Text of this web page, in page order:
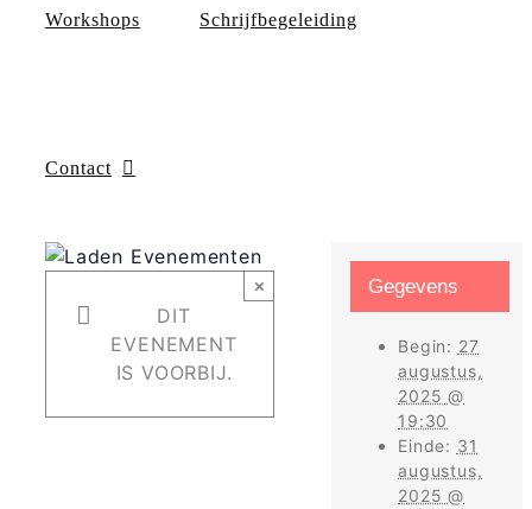
Workshops Schrijfbegeleiding
Contact
DIT
EVENEMENT
IS VOORBIJ.
× Gegevens
Begin: 27
augustus,
2025 @
19:30
Einde: 31
augustus,
2025 @